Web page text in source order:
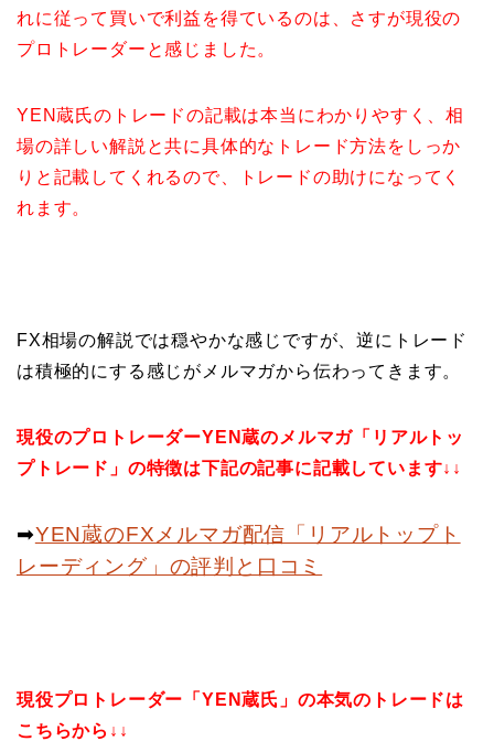
れに従って買いで利益を得ているのは、さすが現役の
プロトレーダーと感じました。
YEN蔵氏のトレードの記載は本当にわかりやすく、相
場の詳しい解説と共に具体的なトレード方法をしっか
りと記載してくれるので、トレードの助けになってく
れます。
FX相場の解説では穏やかな感じですが、逆にトレード
は積極的にする感じがメルマガから伝わってきます。
現役のプロトレーダーYEN蔵のメルマガ「リアルトッ
プトレード」の特徴は下記の記事に記載しています↓↓
➡︎YEN蔵のFXメルマガ配信「リアルトップト
レーディング」の評判と口コミ
現役プロトレーダー「YEN蔵氏」の本気のトレードは
こちらから↓↓